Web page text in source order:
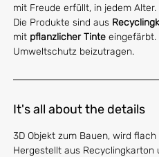
mit Freude erfüllt, in jedem Alter.
Die Produkte sind aus
mit pflanzlicher Tinte eingefärbt.
Umweltschutz beizutragen.
It's all about the details
3D Objekt zum Bauen, wird
Hergestellt aus Recyclingkarton